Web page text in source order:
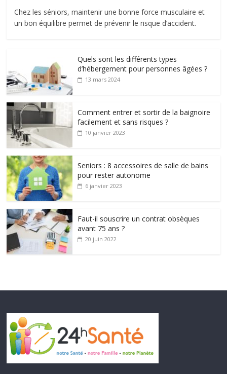
Chez les séniors, maintenir une bonne force musculaire et
un bon équilibre permet de prévenir le risque d’accident.
Quels sont les différents types
d’hébergement pour personnes âgées ?
13 mars 2024
Comment entrer et sortir de la baignoire
facilement et sans risques ?
10 janvier 2023
Seniors : 8 accessoires de salle de bains
pour rester autonome
6 janvier 2023
Faut-il souscrire un contrat obsèques
avant 75 ans ?
20 juin 2022